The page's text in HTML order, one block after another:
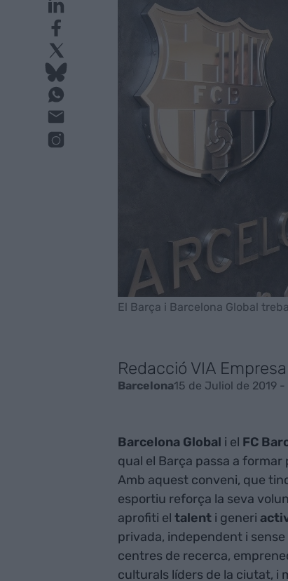
El Barça i Barcelona Global
Redacció VIA Empresa
Barcelona15 de Juliol de 2019 -
Barcelona Global i el FC
qual el Barça passa a
Amb aquest conveni, que
esportiu reforça la seva
aprofiti el talenti generi
privada, independent i
centres de recerca,
culturals líders de la ciutat, i